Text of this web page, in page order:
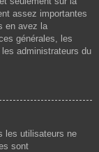
assez importantes
en avez la
générales, les
administrateurs du
les utilisateurs ne
sont